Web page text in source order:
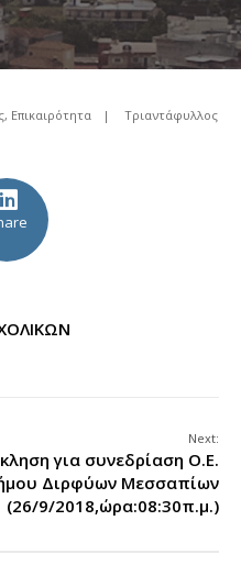
, Επικαιρότητα |
Τριαντάφυλλος
Next:
για συνεδρίαση Ο.Ε.
Διρφύων Μεσσαπίων
(26/9/2018,ώρα:08:30π.μ.)